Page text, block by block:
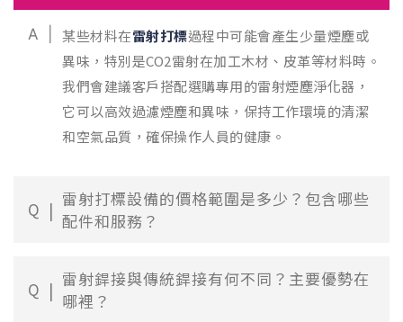
A 某些材料在雷射打標過程中可能會產生少量煙塵或
異味，特別是CO2雷射在加工木材、皮革等材料時。
我們會建議客戶搭配選購專用的雷射煙塵淨化器，
它可以高效過濾煙塵和異味，保持工作環境的清潔
和空氣品質，確保操作人員的健康。
Q
雷射打標設備的價格範圍是多少？包含哪些
配件和服務？
Q
雷射銲接與傳統銲接有何不同？主要優勢在
哪裡？